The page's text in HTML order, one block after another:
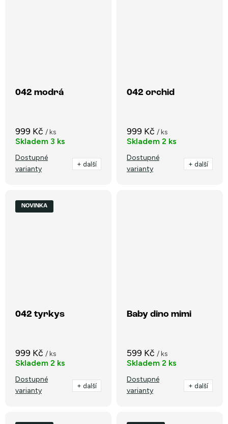
042 modrá
999 Kč / ks
Skladem 3 ks
Dostupné
varianty
+ další
042 orchid
999 Kč / ks
Skladem 2 ks
Dostupné
varianty
+ další
NOVINKA
042 tyrkys
999 Kč / ks
Skladem 2 ks
Dostupné
varianty
+ další
Baby dino mimi
599 Kč / ks
Skladem 2 ks
Dostupné
varianty
+ další